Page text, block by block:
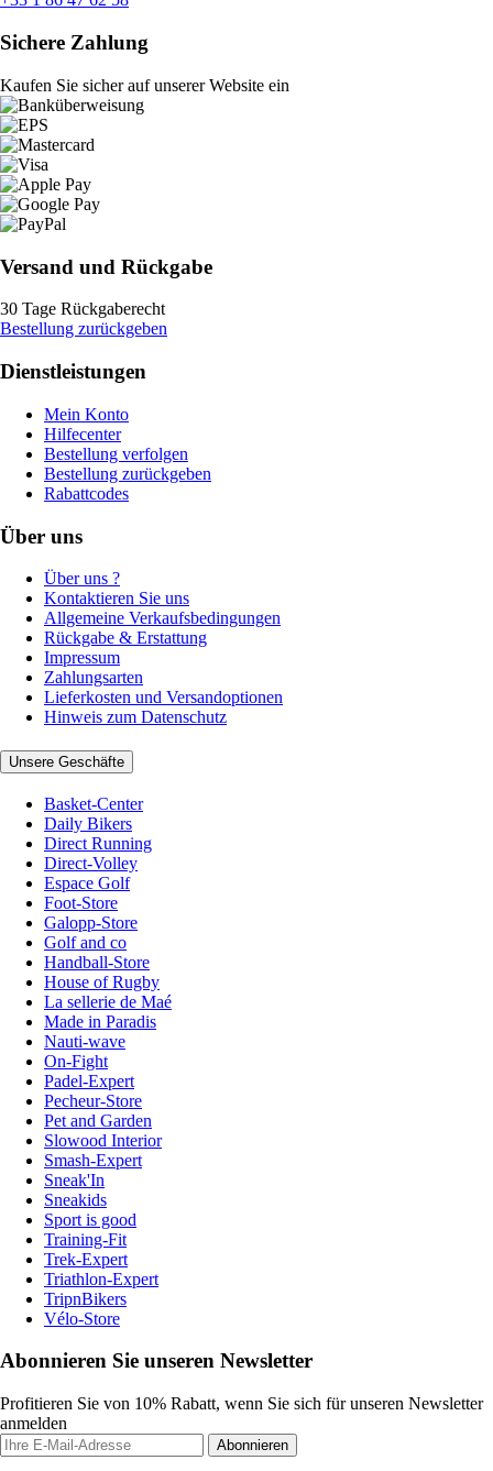
Sichere Zahlung
Kaufen Sie sicher auf unserer Website ein
Versand und Rückgabe
30 Tage Rückgaberecht
Bestellung zurückgeben
Dienstleistungen
Mein Konto
Hilfecenter
Bestellung verfolgen
Bestellung zurückgeben
Rabattcodes
Über uns
Über uns ?
Kontaktieren Sie uns
Allgemeine Verkaufsbedingungen
Rückgabe & Erstattung
Impressum
Zahlungsarten
Lieferkosten und Versandoptionen
Hinweis zum Datenschutz
Unsere Geschäfte
Basket-Center
Daily Bikers
Direct Running
Direct-Volley
Espace Golf
Foot-Store
Galopp-Store
Golf and co
Handball-Store
House of Rugby
La sellerie de Maé
Made in Paradis
Nauti-wave
On-Fight
Padel-Expert
Pecheur-Store
Pet and Garden
Slowood Interior
Smash-Expert
Sneak'In
Sneakids
Sport is good
Training-Fit
Trek-Expert
Triathlon-Expert
TripnBikers
Vélo-Store
Abonnieren Sie unseren Newsletter
Profitieren Sie von 10% Rabatt, wenn Sie sich für unseren Newsletter
anmelden
Abonnieren